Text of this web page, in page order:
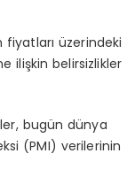
üzerindeki
ilişkin belirsizlikler
bugün dünya
(PMI) verilerinin